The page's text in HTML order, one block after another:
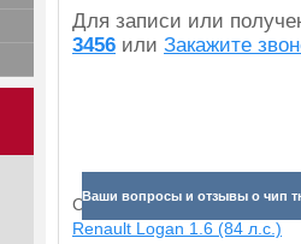
Для записи или
3456 или Закажите
Ваши вопросы и отзывы о чип
Смотрите прибавки для
Renault Logan 1.6 (84 л.с.)